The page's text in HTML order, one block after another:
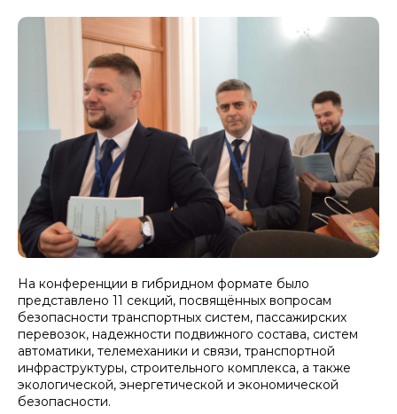
На конференции в гибридном формате было
представлено 11 секций, посвящённых вопросам
безопасности транспортных систем, пассажирских
перевозок, надежности подвижного состава, систем
автоматики, телемеханики и связи, транспортной
инфраструктуры, строительного комплекса, а также
экологической, энергетической и экономической
безопасности.